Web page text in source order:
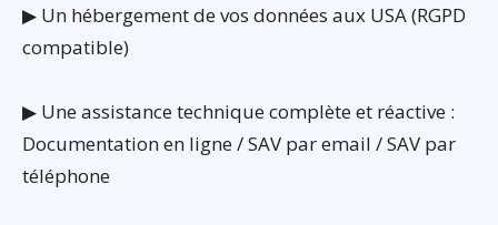
▶ Un hébergement de vos données aux USA (RGPD
compatible)
▶ Une assistance technique complète et réactive :
Documentation en ligne / SAV par email / SAV par
téléphone